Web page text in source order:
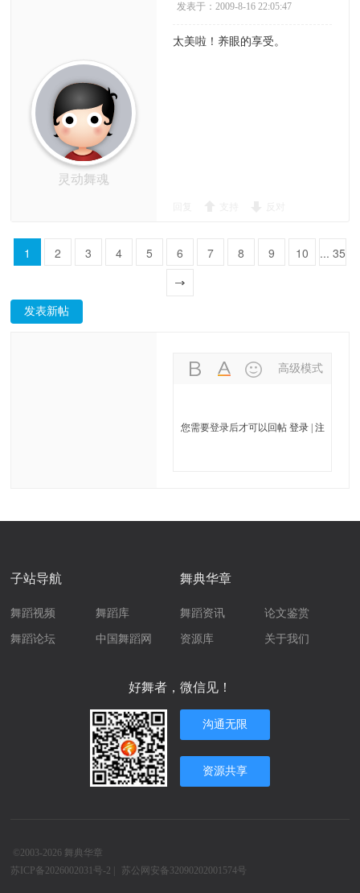
灵动舞魂
发表于：2009-8-16 22:05:47
太美啦！养眼的享受。
1 2 3 4 5 6 7 8 9 10 ... 35
发表新帖
高级模式
您需要登录后才可以回帖 登录| 注
子站导航
舞蹈视频 舞蹈库
舞蹈论坛 中国舞蹈网
舞典华章
舞蹈资讯 论文鉴赏
资源库 关于我们
好舞者，微信见！
沟通无限
资源共享
©2003-2026 舞典华章
苏ICP备2026002031号-2
苏公网安备32090202001574号